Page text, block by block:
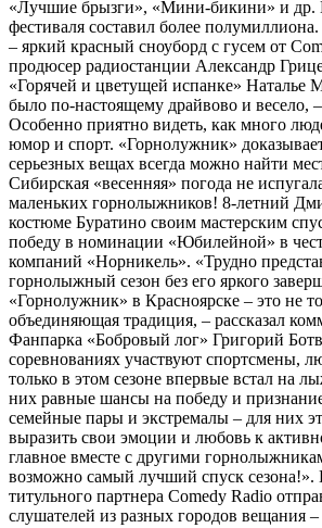
«Лучшие брызги», «Мини-бикини» и др.
фестиваля составил более
– яркий красный сноуборд с гусем от
продюсер радиостанции Александр
«Горячей и цветущей испанке» Наталье
было по-настоящему драйвово и весело,
Особенно приятно видеть, как много
юмор и спорт. «Горнолужник»
серьезных вещах всегда можно найти
Сибирская «весенняя» погода не
маленьких горнолыжников! 8-летний
костюме Буратино своим мастерским
победу в номинации «Юбилейной» в
компаний «Норникель». «Трудно
горнолыжный сезон без его яркого
«Горнолужник» в Красноярске – это не
объединяющая традиция, – рассказал
Фанпарка «Бобровый лог» Григорий
соревнованиях участвуют спортсмены,
только в этом сезоне впервые встал на
них равные шансы на победу и
семейные пары и экстремалы – для них
выразить свои эмоции и любовь к
главное вместе с другими
возможно самый лучший спуск сезона!».
титульного партнера Comedy Radio
слушателей из разных городов вещания –